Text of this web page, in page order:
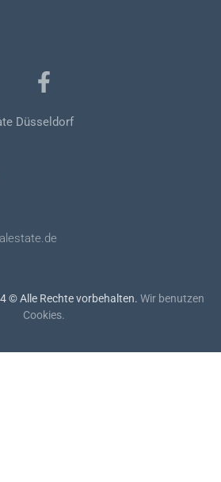
Düsseldorf
© Alle Rechte vorbehalten. Wir benutzen
Cookies.